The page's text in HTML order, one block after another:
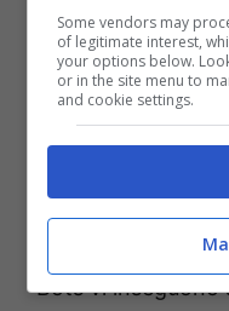
abbandonata da
scorie radioattive
sventate i piani
–
Sentry Bots
Bots vi
Some vendors may
of legitimate interest,
your options below.
or in the site menu to
and cookie settings.